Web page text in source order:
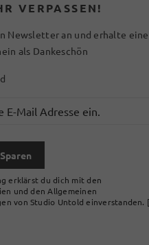
VERPASSEN!
Newsletter an und erhalte
als Dankeschön
erklärst du dich mit den
und den Allgemeinen
von Studio Untold einverstanden.